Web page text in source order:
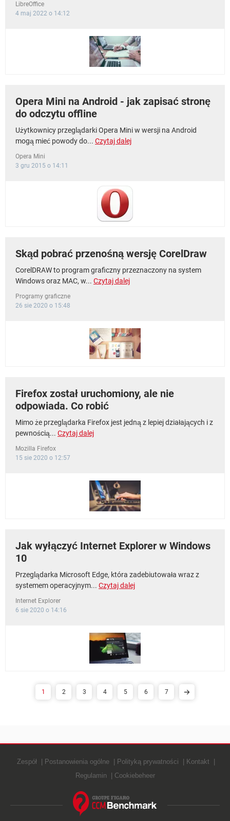
LibreOffice
4 maj 2022 o 14:12
Opera Mini na Android - jak zapisać stronę
do odczytu offline
Użytkownicy przeglądarki Opera Mini w wersji na Android
mogą mieć powody do... Czytaj dalej
Opera Mini
3 gru 2015 o 14:11
Skąd pobrać przenośną wersję CorelDraw
CorelDRAW to program graficzny przeznaczony na system
Windows oraz MAC, w... Czytaj dalej
Programy graficzne
26 sie 2020 o 15:48
Firefox został uruchomiony, ale nie
odpowiada. Co robić
Mimo że przeglądarka Firefox jest jedną z lepiej działających i z
pewnością... Czytaj dalej
Mozilla Firefox
15 sie 2020 o 12:57
Jak wyłączyć Internet Explorer w Windows
10
Przeglądarka Microsoft Edge, która zadebiutowała wraz z
systemem operacyjnym... Czytaj dalej
Internet Explorer
6 sie 2020 o 14:16
1 2 3 4 5 6 7
Zespół Postanowienia ogólne Polityką prywatności
Kontakt
Regulamin
Cookiebeheer